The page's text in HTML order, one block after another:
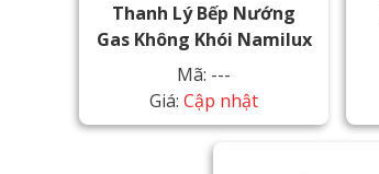
Thanh Lý Bếp Nướng
Gas Không Khói Namilux
Mã: ---
Giá:Cập nhật